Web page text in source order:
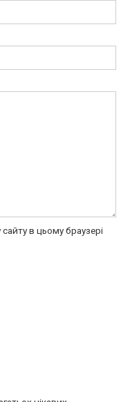
в цьому браузері